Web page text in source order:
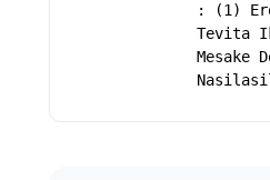
: (1)
Tevita
Mesake